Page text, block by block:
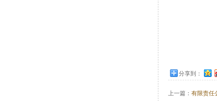
分享到：
上一篇： 有限责任